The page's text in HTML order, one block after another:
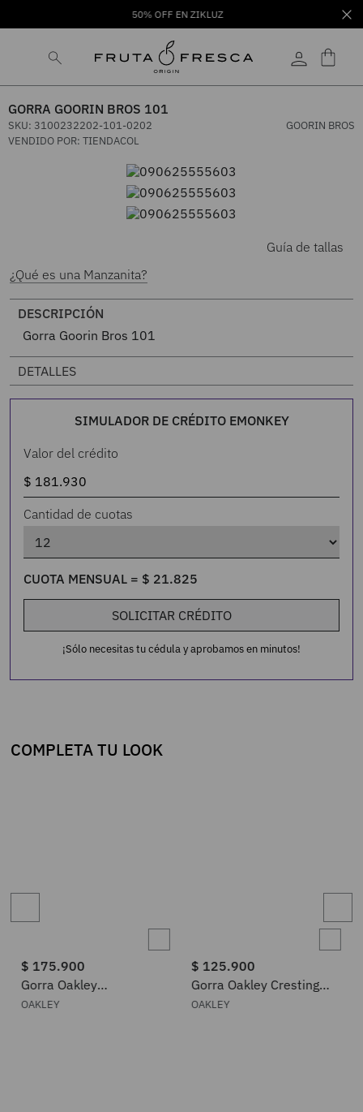
50% OFF EN ZIKLUZ
GORRA GOORIN BROS 101
SKU: 3100232202-101-0202
GOORIN BROS
VENDIDO POR: TIENDACOL
Guía de tallas
¿Qué es una Manzanita?
DESCRIPCIÓN
Gorra Goorin Bros 101
DETALLES
SIMULADOR DE CRÉDITO EMONKEY
Valor del crédito
Cantidad de cuotas
CUOTA MENSUAL = $ 21.825
SOLICITAR CRÉDITO
¡Sólo necesitas tu cédula y aprobamos en minutos!
COMPLETA TU LOOK
$ 175.900
Gorra Oakley
Performance 6 panel
OAKLEY
$ 125.900
Gorra Oakley Cresting
Pro Performance
OAKLEY